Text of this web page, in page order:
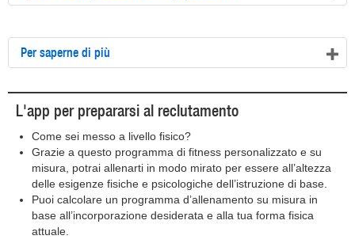
Per saperne di più
L'app per prepararsi al reclutamento
Come sei messo a livello fisico?
Grazie a questo programma di fitness personalizzato e su
misura, potrai allenarti in modo mirato per essere all’altezza
delle esigenze fisiche e psicologiche dell’istruzione di base.
Puoi calcolare un programma d’allenamento su misura in
base all’incorporazione desiderata e alla tua forma fisica
attuale.